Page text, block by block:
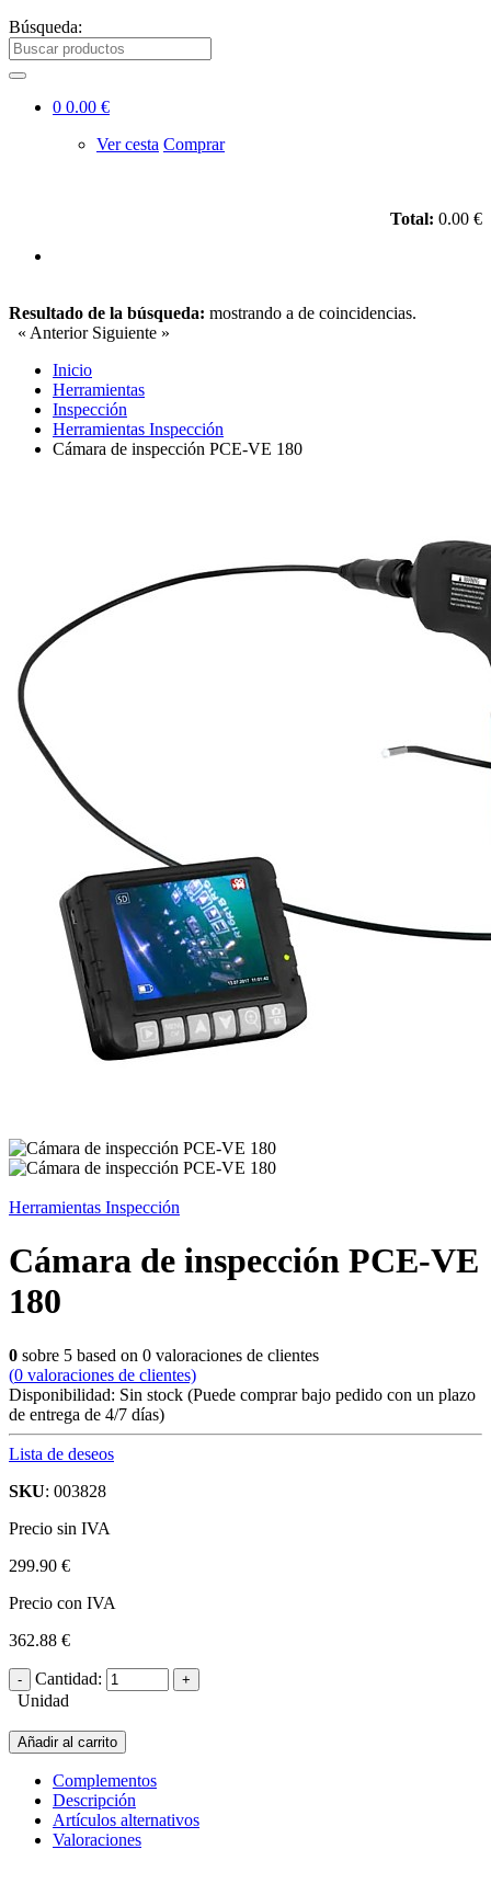
Búsqueda:
0 0.00 €
Ver cesta Comprar
Total: 0.00 €
Resultado de la búsqueda: mostrando a de coincidencias.
« Anterior Siguiente »
Inicio
Herramientas
Inspección
Herramientas Inspección
Cámara de inspección PCE-VE 180
Herramientas Inspección
Cámara de inspección PCE-VE
180
0 sobre 5 based on 0 valoraciones de clientes
(0 valoraciones de clientes)
Disponibilidad: Sin stock (Puede comprar bajo pedido con un plazo
de entrega de 4/7 días)
Lista de deseos
SKU: 003828
Precio sin IVA
299.90 €
Precio con IVA
362.88 €
Cantidad:
Unidad
Añadir al carrito
Complementos
Descripción
Artículos alternativos
Valoraciones